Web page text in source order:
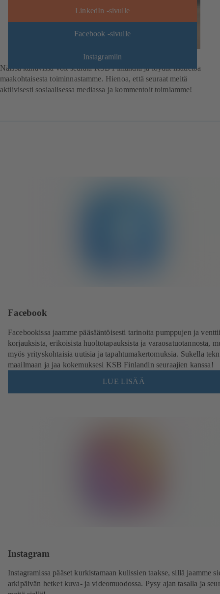
LinkedIn -sivulle
Facebook -sivulle
Instagramiin
Näissä kanavissa voit seurata KSB Finlandia ja löydät lisätietoa
maakohtaisesta toiminnastamme. Hienoa, että seuraat meitä
aktiivisesti sosiaalisessa mediassa ja kommentoit toimiamme!
Facebook
Facebookissa jaamme pääsääntöisesti tarinoita pumppujen ja
korjauksista, erikoisista huoltotapauksista ja varaosatuotannosta,
myös yrityskohtaisia uutisia ja tapahtumakertomuksia. Sukella
maailmaan ja jaa kokemuksesi KSB Finlandin seuraajien kanssa!
LUE LISÄÄ
Instagram
Instagramissa pääset kurkistamaan kulissien taakse, sillä jaamme
arkipäivän hetket kuva- ja videomuodossa. Pysy ajan tasalla ja